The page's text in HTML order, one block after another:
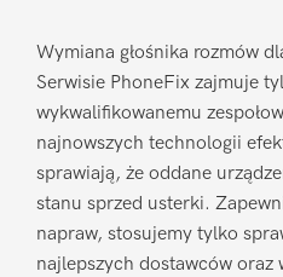
Wymiana głośnika rozmów
Serwisie PhoneFix zajmuje
wykwalifikowanemu
najnowszych technologii
sprawiają, że oddane
stanu sprzed usterki.
napraw, stosujemy tylko
najlepszych dostawców oraz